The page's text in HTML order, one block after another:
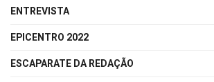
ENTREVISTA
EPICENTRO 2022
ESCAPARATE DA REDAÇÃO